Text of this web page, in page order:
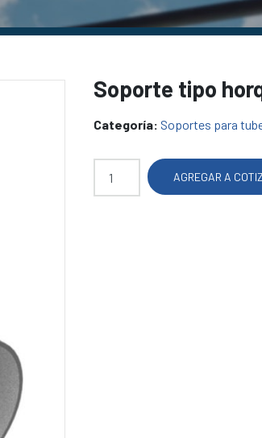
Soporte tipo
Categoría: Soportes para
Soporte tipo horquilla cantidad
AGREGAR A